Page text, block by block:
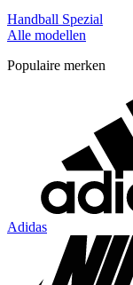
Handball Spezial
Alle modellen
Populaire merken
Adidas